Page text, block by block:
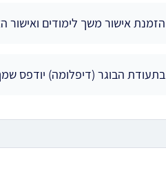
הזמנת אישור משך לימודים ואישור
בתעודת הבוגר (דיפלומה) יודפס